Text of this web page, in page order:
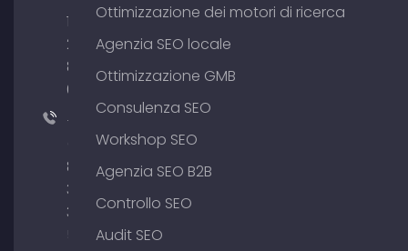
176
204
801
64
+49
89
380
375
Ottimizzazione dei motori di ricerca
Agenzia SEO locale
Ottimizzazione GMB
Consulenza SEO
Workshop SEO
Agenzia SEO B2B
Controllo SEO
Audit SEO